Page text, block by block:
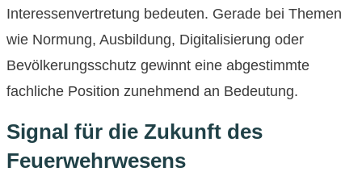
Interessenvertretung bedeuten. Gerade bei Themen
wie Normung, Ausbildung, Digitalisierung oder
Bevölkerungsschutz gewinnt eine abgestimmte
fachliche Position zunehmend an Bedeutung.
Signal für die Zukunft des
Feuerwehrwesens